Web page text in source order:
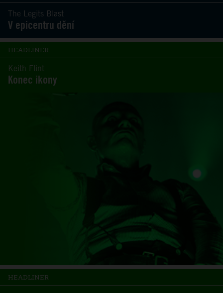
The Legits Blast
V epicentru dění
HEADLINER
Keith Flint
Konec ikony
HEADLINER